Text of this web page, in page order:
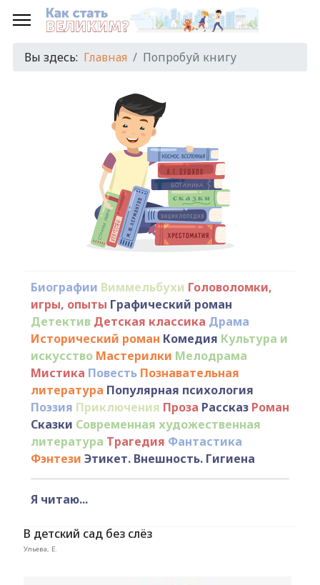
Вы здесь: Главная Попробуй книгу
Биографии Виммельбухи Головоломки,
игры, опыты Графический роман
Детектив Детская классика Драма
Исторический роман Комедия Культура и
искусство Мастерилки Мелодрама
Мистика Повесть Познавательная
литература Популярная психология
Поэзия Приключения Проза Рассказ Роман
Сказки Современная художественная
литература Трагедия Фантастика
Фэнтези Этикет. Внешность. Гигиена
Я читаю...
В детский сад без слёз
Ульева, Е.